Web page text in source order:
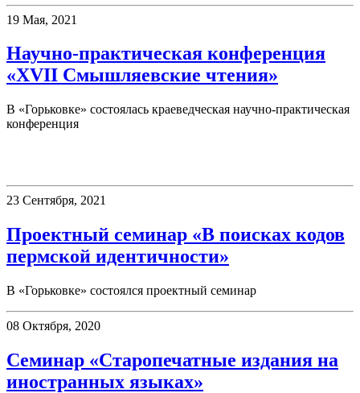
19 Мая, 2021
Научно-практическая конференция
«XVII Смышляевские чтения»
В «Горьковке» состоялась краеведческая научно-практическая
конференция
23 Сентября, 2021
Проектный семинар «В поисках кодов
пермской идентичности»
В «Горьковке» состоялся проектный семинар
08 Октября, 2020
Семинар «Старопечатные издания на
иностранных языках»